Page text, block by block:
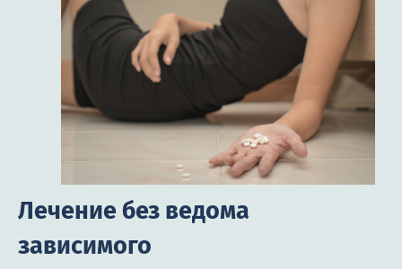
Лечение без ведома
зависимого